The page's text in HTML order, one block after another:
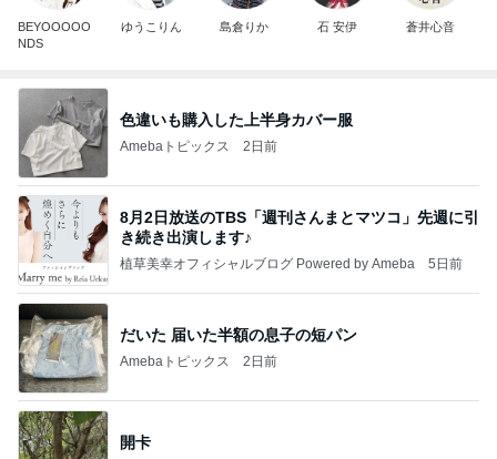
BEYOOOOO
NDS
ゆうこりん 島倉りか 石 安伊 蒼井心音
色違いも購入した上半身カバー服
Amebaトピックス 2日前
8月2日放送のTBS「週刊さんまとマツコ」先週に引
き続き出演します♪
植草美幸オフィシャルブログ Powered by Ameba 5日前
だいた 届いた半額の息子の短パン
Amebaトピックス 2日前
開卡